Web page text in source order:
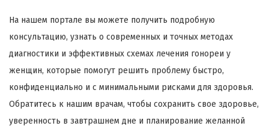
На нашем портале вы можете получить подробную
консультацию, узнать о современных и точных методах
диагностики и эффективных схемах лечения гонореи у
женщин, которые помогут решить проблему быстро,
конфиденциально и с минимальными рисками для здоровья.
Обратитесь к нашим врачам, чтобы сохранить свое здоровье,
уверенность в завтрашнем дне и планирование желанной